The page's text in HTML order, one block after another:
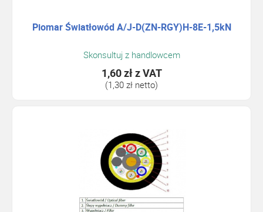
Piomar Światłowód A/J-D(ZN-RGY)H-8E-1,5kN
Skonsultuj z handlowcem
1,60 złz VAT
(1,30 zł netto)